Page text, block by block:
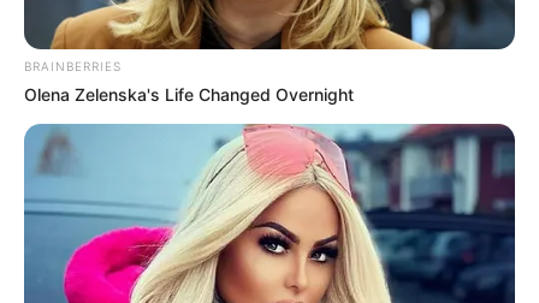
BRAINBERRIES
Olena Zelenska's Life Changed Overnight